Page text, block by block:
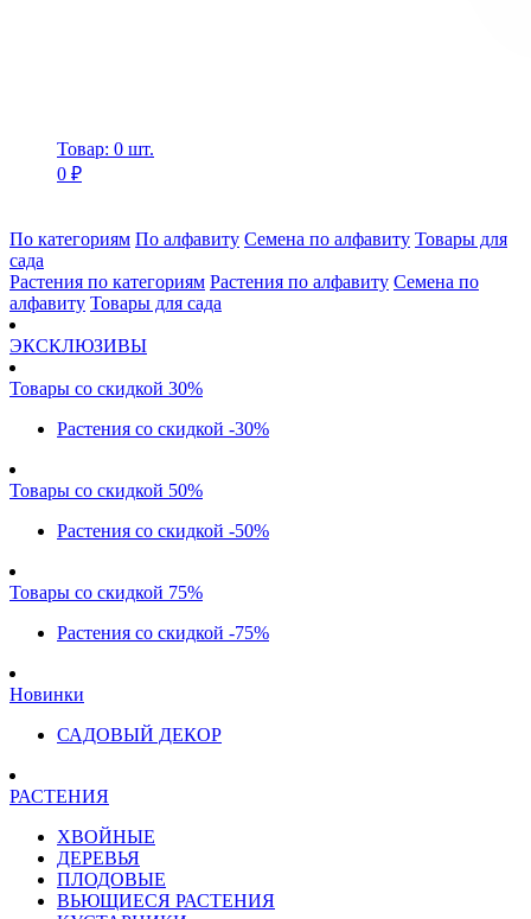
Товар: 0 шт.
0 ₽
По категориям По алфавиту Семена по алфавиту Товары для
сада
Растения по категориям Растения по алфавиту Семена по
алфавиту Товары для сада
ЭКСКЛЮЗИВЫ
Товары со скидкой 30%
Растения со скидкой -30%
Товары со скидкой 50%
Растения со скидкой -50%
Товары со скидкой 75%
Растения со скидкой -75%
Новинки
САДОВЫЙ ДЕКОР
РАСТЕНИЯ
ХВОЙНЫЕ
ДЕРЕВЬЯ
ПЛОДОВЫЕ
ВЬЮЩИЕСЯ РАСТЕНИЯ